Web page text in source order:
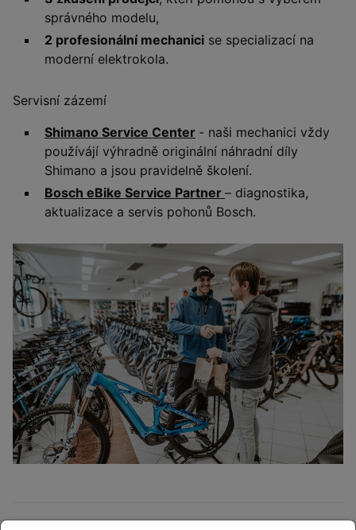
správného modelu,
2 profesionální mechanici se specializací na
moderní elektrokola.
Servisní zázemí
Shimano Service Center - naši mechanici vždy
používájí výhradně originální náhradní díly
Shimano a jsou pravidelně školení.
Bosch eBike Service Partner – diagnostika,
aktualizace a servis pohonů Bosch.